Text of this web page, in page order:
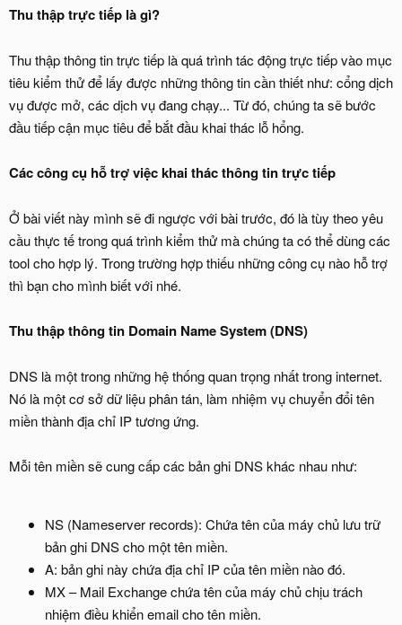
Thu thập trực tiếp là gì?
Thu thập thông tin trực tiếp là quá trình tác động trực tiếp vào mục
tiêu kiểm thử để lấy được những thông tin cần thiết như: cổng dịch
vụ được mở, các dịch vụ đang chạy... Từ đó, chúng ta sẽ bước
đầu tiếp cận mục tiêu để bắt đầu khai thác lỗ hổng.
Các công cụ hỗ trợ việc khai thác thông tin trực tiếp
Ở bài viết này mình sẽ đi ngược với bài trước, đó là tùy theo yêu
cầu thực tế trong quá trình kiểm thử mà chúng ta có thể dùng các
tool cho hợp lý. Trong trường hợp thiếu những công cụ nào hỗ trợ
thì bạn cho mình biết với nhé.
Thu thập thông tin Domain Name System (DNS)
DNS là một trong những hệ thống quan trọng nhất trong internet.
Nó là một cơ sở dữ liệu phân tán, làm nhiệm vụ chuyển đổi tên
miền thành địa chỉ IP tương ứng.
Mỗi tên miền sẽ cung cấp các bản ghi DNS khác nhau như:
NS (Nameserver records): Chứa tên của máy chủ lưu trữ
bản ghi DNS cho một tên miền.
A: bản ghi này chứa địa chỉ IP của tên miền nào đó.
MX – Mail Exchange chứa tên của máy chủ chịu trách
nhiệm điều khiển email cho tên miền.